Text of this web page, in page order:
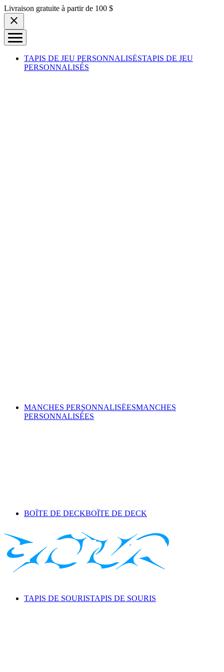
Skip to content
Livraison gratuite à partir de 100 $
TAPIS DE JEU PERSONNALISÉSTAPIS DE JEU
PERSONNALISÉS
MANCHES PERSONNALISÉESMANCHES
PERSONNALISÉES
BOÎTE DE DECKBOÎTE DE DECK
TAPIS DE SOURISTAPIS DE SOURIS